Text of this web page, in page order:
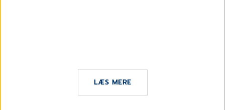
LÆS MERE